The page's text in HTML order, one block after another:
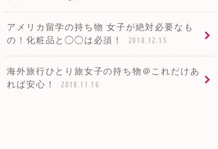
アメリカ留学の持ち物 女子が絶対必要なも
の！化粧品と◯◯は必須！
2018.12.15
海外旅行ひとり旅女子の持ち物＠これだけあ
れば安心！
2018.11.16